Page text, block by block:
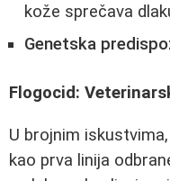
kože sprečava
Genetska
Flogocid:
U brojnim iskustvima,
kao prva linija